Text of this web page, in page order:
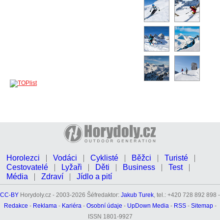
Horolezci Vodáci Cyklisté Běžci
Turisté
Cestovatelé
Lyžaři Děti Business
Test
Média
Zdraví Jídlo a pití
CC-BY Horydoly.cz - 2003-2026 Šéfredaktor: Jakub Turek, tel.: +420 728 892 898 -
Redakce - Reklama- Kariéra- Osobní údaje - UpDown Media- RSS- Sitemap-
ISSN 1801-9927